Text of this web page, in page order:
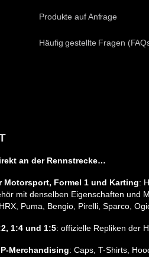
Produkte auf Anfrage
Häufig gestellte Fragen
an der Rennstrecke…
Motorsport, Formel 1 und Karting:
mit denselben Eigenschaften und
Puma, Bengio, Pirelli, Sparco,
1:4 und 1:5: offizielle Repliken der
Merchandising: Caps, T-Shirts,